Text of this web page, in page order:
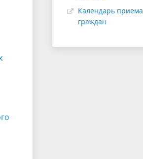
Календарь приема
граждан